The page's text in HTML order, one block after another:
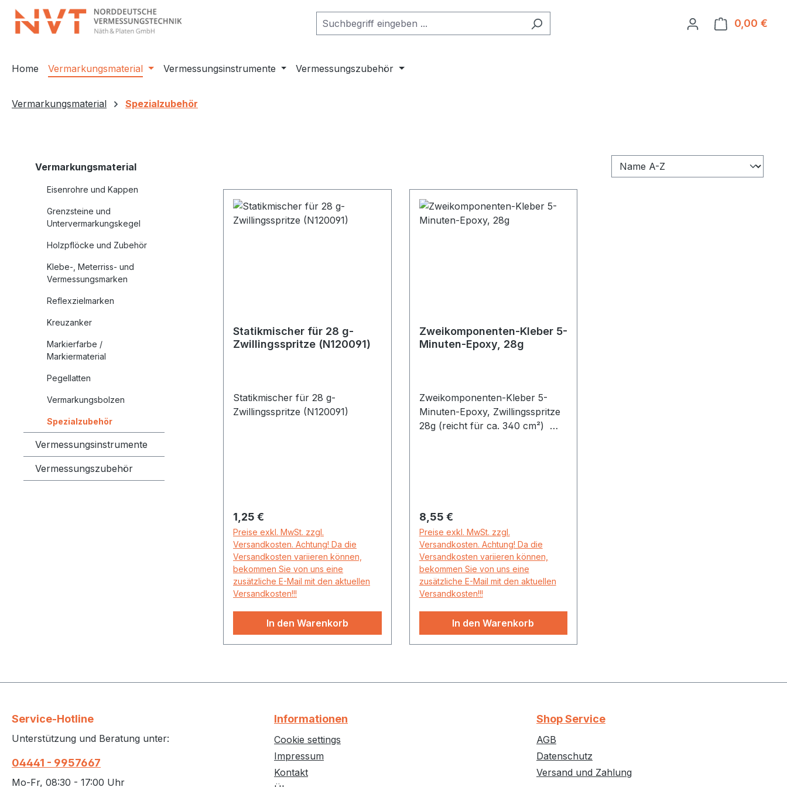
Hauptinhalt springen
Zur Suche springen
Zur Hauptnavigation springen
0,00 €
Home Vermarkungsmaterial Vermessungsinstrumente Vermessungszubehör
Vermarkungsmaterial Spezialzubehör
Vermarkungsmaterial
Eisenrohre und Kappen
Grenzsteine und
Untervermarkungskegel
Holzpflöcke und Zubehör
Klebe-, Meterriss- und
Vermessungsmarken
Reflexzielmarken
Kreuzanker
Markierfarbe /
Markiermaterial
Pegellatten
Vermarkungsbolzen
Spezialzubehör
Vermessungsinstrumente
Vermessungszubehör
Statikmischer für 28 g-
Zwillingsspritze (N120091)
Statikmischer für 28 g-
Zwillingsspritze (N120091)
Regulärer Preis:
1,25 €
Preise exkl. MwSt. zzgl.
Versandkosten. Achtung! Da die
Versandkosten variieren können,
bekommen Sie von uns eine
zusätzliche E-Mail mit den aktuellen
Versandkosten!!!
In den Warenkorb
Zweikomponenten-Kleber 5-
Minuten-Epoxy, 28g
Zweikomponenten-Kleber 5-
Minuten-Epoxy, Zwillingsspritze
28g (reicht für ca. 340 cm²)
Regulärer Preis:
8,55 €
Preise exkl. MwSt. zzgl.
Versandkosten. Achtung! Da die
Versandkosten variieren können,
bekommen Sie von uns eine
zusätzliche E-Mail mit den aktuellen
Versandkosten!!!
In den Warenkorb
Service-Hotline
Unterstützung und Beratung unter:
04441 - 9957667
Mo-Fr, 08:30 - 17:00 Uhr
Informationen
Cookie settings
Impressum
Kontakt
Shop Service
AGB
Datenschutz
Versand und Zahlung